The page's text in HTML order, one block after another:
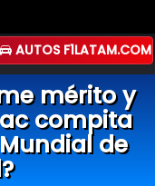
AUTOS F1LATAM.COM
mérito y
compita
de